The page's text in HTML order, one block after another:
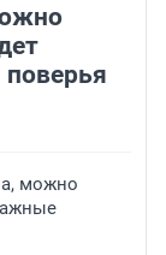
можно